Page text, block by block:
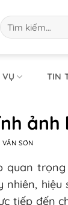
Tìm
kiếm:
VỤ TIN
VĂN SƠN
nhiên,
tiếp đến